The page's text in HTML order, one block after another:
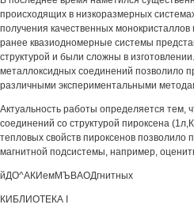
происходящих в низкоразмерных
получения качественных
ранее квазиодномерные системы
структурой и были сложны в
металлоксидных соединений позволило
различными экспериментальными
Актуальность работы определяется тем,
соединений со структурой пироксена
тепловых свойств пироксенов
магнитной подсистемы, например,
йДО^АКИемМЪВАОДгнитных
КИБЛИОТЕКА I